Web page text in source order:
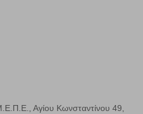
Αγίου Κωνσταντίνου 49,